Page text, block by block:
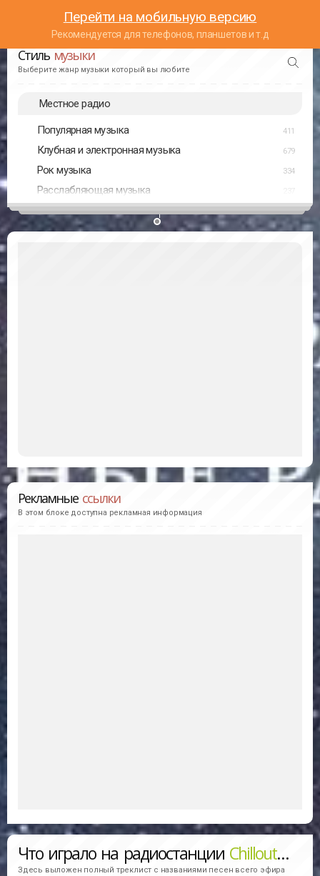
Перейти на мобильную версию
Рекомендуется для телефонов, планшетов и т.д
Стиль музыки
Выберите жанр музыки который вы любите
Местное радио
Популярная музыка 411
Клубная и электронная музыка 679
Рок музыка 334
Расслабляющая музыка
Рекламные ссылки
В этом блоке доступна рекламная информация
Что играло на радиостанции Chillout Lounge (1 FM)
Здесь выложен полный треклист с названиями песен всего эфира